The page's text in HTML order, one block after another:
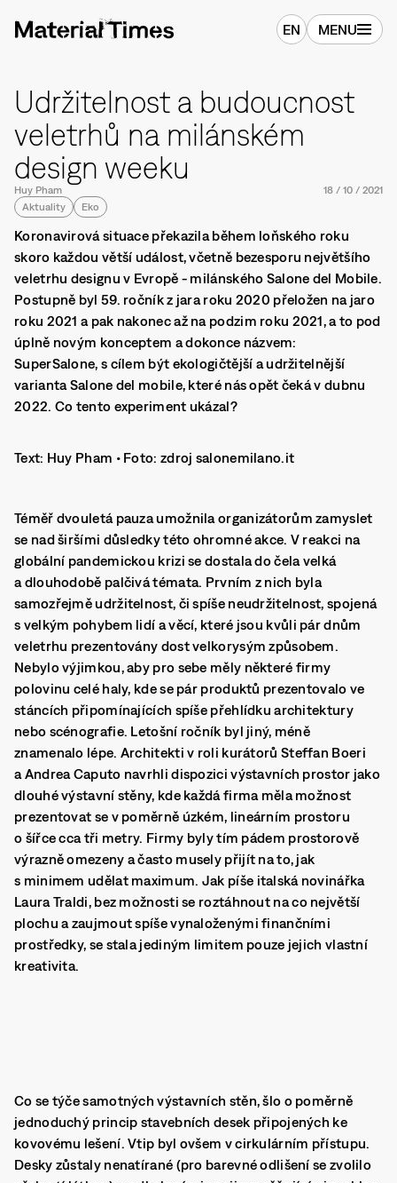
EN MENU
Udržitelnost a budoucnost
veletrhů na milánském
design weeku
Huy Pham 18 / 10 / 2021
Aktuality
Eko
Koronavirová situace překazila během loňského roku
skoro každou větší událost, včetně bezesporu největšího
veletrhu designu v Evropě - milánského Salone del Mobile.
Postupně byl 59. ročník z jara roku 2020 přeložen na jaro
roku 2021 a pak nakonec až na podzim roku 2021, a to pod
úplně novým konceptem a dokonce názvem:
SuperSalone, s cílem být ekologičtější a udržitelnější
varianta Salone del mobile, které nás opět čeká v dubnu
2022. Co tento experiment ukázal?
Text: Huy Pham • Foto: zdroj salonemilano.it
Téměř dvouletá pauza umožnila organizátorům zamyslet
se nad širšími důsledky této ohromné akce. V reakci na
globální pandemickou krizi se dostala do čela velká
a dlouhodobě palčivá témata. Prvním z nich byla
samozřejměudržitelnost, či spíše neudržitelnost, spojená
s velkým pohybem lidí a věcí, které jsou kvůli pár dnům
veletrhu prezentovány dost velkorysým způsobem.
Nebylo výjimkou, aby pro sebe měly některé firmy
polovinu celé haly, kde se pár produktů prezentovalo ve
stáncích připomínajících spíše přehlídku architektury
nebo scénografie. Letošní ročník byl jiný, méně
znamenalo lépe. Architekti v roli kurátorů Steffan Boeri
a Andrea Caputo navrhli dispozici výstavních prostor jako
dlouhé výstavní stěny, kde každá firma měla možnost
prezentovat se v poměrně úzkém, lineárním prostoru
o šířce cca tři metry. Firmy byly tím pádem prostorově
výrazně omezeny a často musely přijít na to, jak
s minimem udělat maximum. Jak píše italská novinářka
Laura Traldi, bez možnosti se roztáhnout na co největší
plochu a zaujmout spíše vynaloženými finančními
prostředky, se stala jediným limitem pouze jejich vlastní
kreativita.
Co se týče samotných výstavních stěn, šlo o poměrně
jednoduchý princip stavebních desek připojených ke
kovovému lešení. Vtip byl ovšem v cirkulárním přístupu.
Desky zůstaly nenatírané (pro barevné odlišení se zvolilo